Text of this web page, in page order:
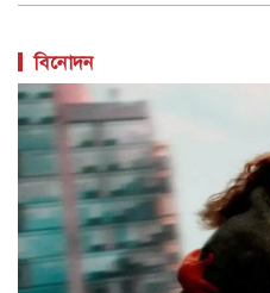
বিনোদন